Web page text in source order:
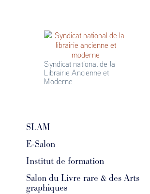
Syndicat national de la
Librairie Ancienne et
Moderne
SLAM
E-Salon
Institut de formation
Salon du Livre rare & des Arts
graphiques